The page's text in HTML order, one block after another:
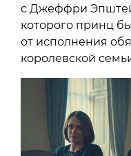
с Джеффри
которого принц
от исполнения
королевской